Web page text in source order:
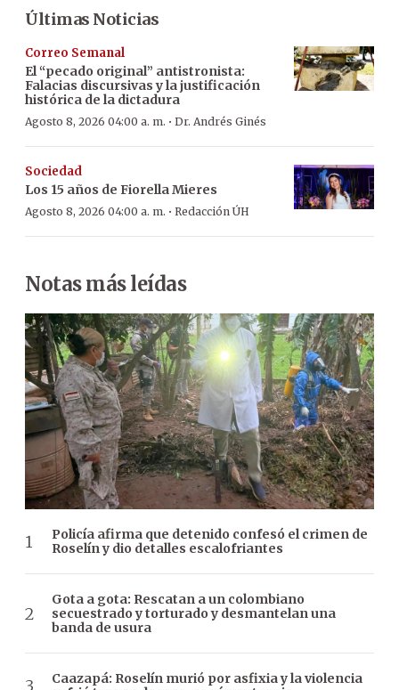
Últimas Noticias
Correo Semanal
El “pecado original” antistronista:
Falacias discursivas y la justificación
histórica de la dictadura
Agosto 8, 2026 04:00 a. m. · Dr. Andrés Ginés
Sociedad
Los 15 años de Fiorella Mieres
Agosto 8, 2026 04:00 a. m. · Redacción ÚH
Notas más leídas
Policía afirma que detenido confesó el crimen de
Roselín y dio detalles escalofriantes
Gota a gota: Rescatan a un colombiano
secuestrado y torturado y desmantelan una
banda de usura
Caazapá: Roselín murió por asfixia y la violencia